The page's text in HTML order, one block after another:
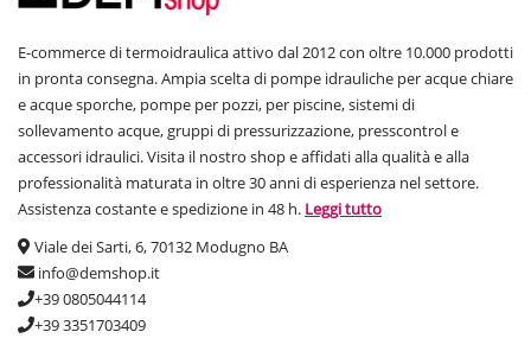
E-commerce di termoidraulica attivo dal 2012 con oltre 10.000 prodotti
in pronta consegna. Ampia scelta di pompe idrauliche per acque chiare
e acque sporche, pompe per pozzi, per piscine, sistemi di
sollevamento acque, gruppi di pressurizzazione, presscontrol e
accessori idraulici. Visita il nostro shop e affidati alla qualità e alla
professionalità maturata in oltre 30 anni di esperienza nel settore.
Assistenza costante e spedizione in 48 h. Leggi tutto
Viale dei Sarti, 6, 70132 Modugno BA
info@demshop.it
+39 0805044114
+39 3351703409